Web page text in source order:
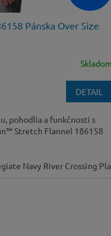
Pánska Over Size
Skladom
DETAIL
pohodlia a funkčnosti s
Stretch Flannel 186158
Navy River Crossing